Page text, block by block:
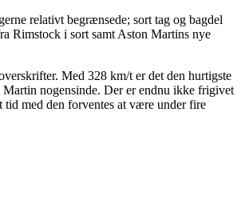
relativt begrænsede; sort tag og bagdel
Rimstock i sort samt Aston Martins nye
Med 328 km/t er det den hurtigste
Martin nogensinde. Der er endnu ikke frigivet
med den forventes at være under fire